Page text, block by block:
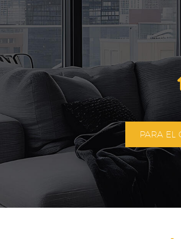
PARA EL